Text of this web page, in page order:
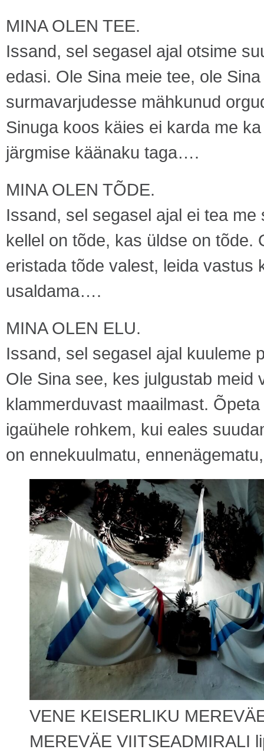
MINA OLEN TEE.
Issand, sel segasel ajal otsime
edasi. Ole Sina meie tee, ole
surmavarjudesse mähkunud
Sinuga koos käies ei karda me
järgmise käänaku taga….
MINA OLEN TÕDE.
Issand, sel segasel ajal ei tea
kellel on tõde, kas üldse on tõde.
eristada tõde valest, leida vastus
usaldama….
MINA OLEN ELU.
Issand, sel segasel ajal kuuleme
Ole Sina see, kes julgustab meid
klammerduvast maailmast.
igaühele rohkem, kui eales
on ennekuulmatu,
VENE KEISERLIKU
MEREVÄE VIITSEADMIRALI